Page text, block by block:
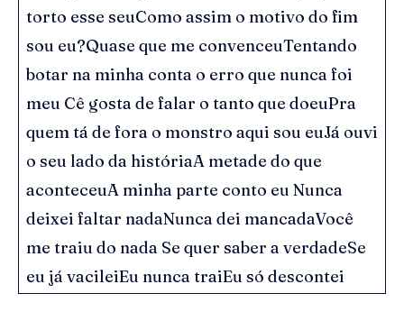
torto esse seuComo assim o motivo do fim
sou eu?Quase que me convenceuTentando
botar na minha conta o erro que nunca foi
meu Cê gosta de falar o tanto que doeuPra
quem tá de fora o monstro aqui sou euJá ouvi
o seu lado da históriaA metade do que
aconteceuA minha parte conto eu Nunca
deixei faltar nadaNunca dei mancadaVocê
me traiu do nada Se quer saber a verdadeSe
eu já vacileiEu nunca traiEu só descontei